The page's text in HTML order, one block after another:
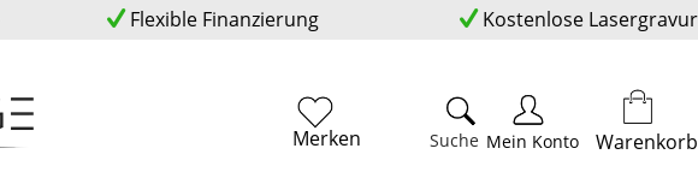
Flexible Finanzierung Kostenlose Lasergravur
Suche
Merken Mein Konto Warenkorb